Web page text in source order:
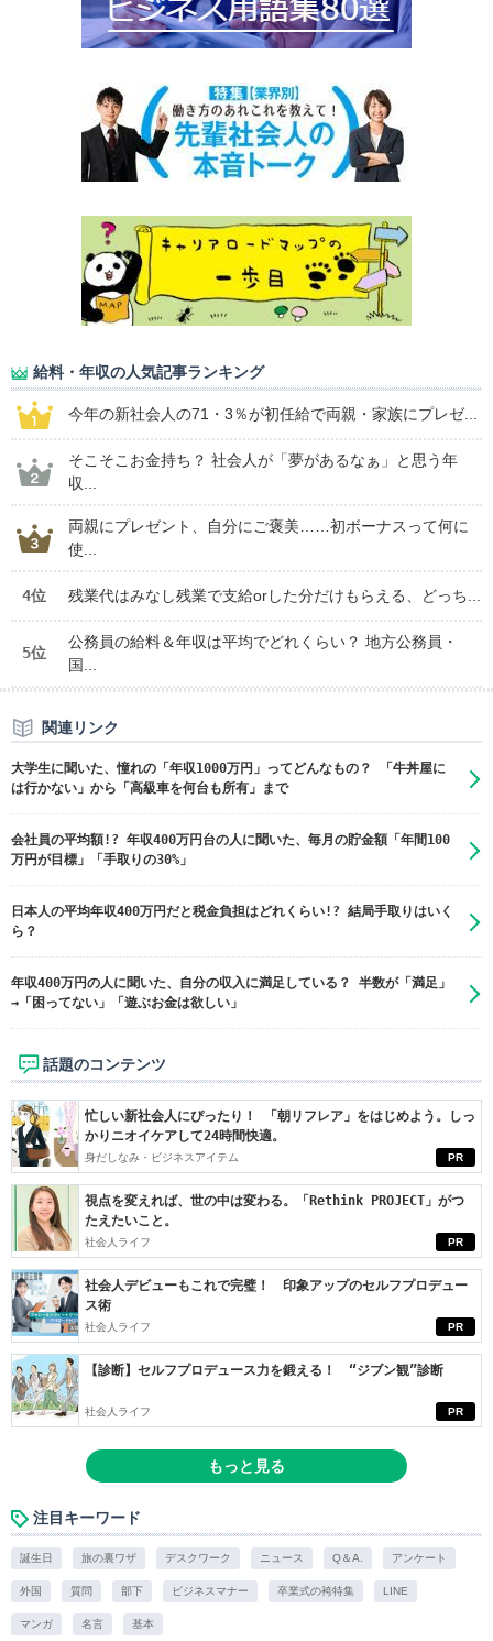
給料・年収の人気記事ランキング
今年の新社会人の71・3％が初任給で両親・家族にプレゼ...
そこそこお金持ち？ 社会人が「夢があるなぁ」と思う年
収...
両親にプレゼント、自分にご褒美……初ボーナスって何に
使...
4位 残業代はみなし残業で支給orした分だけもらえる、どっち...
5位
公務員の給料＆年収は平均でどれくらい？ 地方公務員・
国...
関連リンク
大学生に聞いた、憧れの「年収1000万円」ってどんなもの？ 「牛丼屋に
は行かない」から「高級車を何台も所有」まで
会社員の平均額!? 年収400万円台の人に聞いた、毎月の貯金額「年間100
万円が目標」「手取りの30%」
日本人の平均年収400万円だと税金負担はどれくらい!? 結局手取りはいく
ら？
年収400万円の人に聞いた、自分の収入に満足している？ 半数が「満足」
→「困ってない」「遊ぶお金は欲しい」
話題のコンテンツ
PR
忙しい新社会人にぴったり！ 「朝リフレア」をはじめよう。しっ
かりニオイケアして24時間快適。
身だしなみ・ビジネスアイテム
PR
視点を変えれば、世の中は変わる。「Rethink PROJECT」がつ
たえたいこと。
社会人ライフ
PR
社会人デビューもこれで完璧！ 印象アップのセルフプロデュー
ス術
社会人ライフ
PR
【診断】セルフプロデュース力を鍛える！ “ジブン観”診断
社会人ライフ
もっと見る
注目キーワード
誕生日 旅の裏ワザ デスクワーク ニュース Q＆A. アンケート
外国 質問 部下 ビジネスマナー 卒業式の袴特集 LINE
マンガ 名言 基本